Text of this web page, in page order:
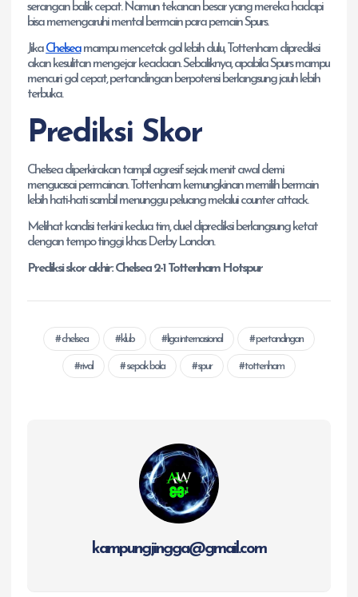
serangan balik cepat. Namun tekanan besar yang mereka hadapi
bisa memengaruhi mental bermain para pemain Spurs.
JikaChelseamampu mencetak gol lebih dulu, Tottenham diprediksi
akan kesulitan mengejar keadaan. Sebaliknya, apabila Spurs mampu
mencuri gol cepat, pertandingan berpotensi berlangsung jauh lebih
terbuka.
Prediksi Skor
Chelsea diperkirakan tampil agresif sejak menit awal demi
menguasai permainan. Tottenham kemungkinan memilih bermain
lebih hati-hati sambil menunggu peluang melalui counter attack.
Melihat kondisi terkini kedua tim, duel diprediksi berlangsung ketat
dengan tempo tinggi khas Derby London.
Prediksi skor akhir: Chelsea 2-1 Tottenham Hotspur
chelsea klub liga internasional pertandingan
rival sepak bola spur tottenham
kampungjingga@gmail.com